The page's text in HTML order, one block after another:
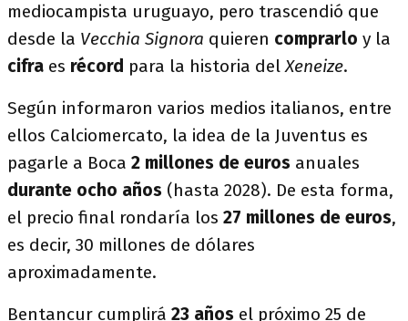
mediocampista uruguayo, pero trascendió que
desde la Vecchia Signora quieren comprarlo y la
cifra es récord para la historia delXeneize.
Según informaron varios medios italianos, entre
ellos Calciomercato, la idea de la Juventus es
pagarle a Boca 2 millones de euros anuales
durante ocho años (hasta 2028). De esta forma,
el precio final rondaría los 27 millones de euros,
es decir, 30 millones de dólares
aproximadamente.
Bentancur cumplirá 23 años el próximo 25 de